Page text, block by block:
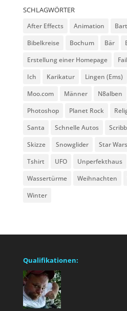
SCHLAGWÖRTER
After Effects Animation Bart
Bibelkreise
Bochum Bär
Erstellung einer Homepage
Fail
Ich
Karikatur Lingen (Ems)
Moo.com
Männer N8alben
Photoshop
Planet Rock
Santa
Schnelle Autos
Skizze
Snowglider Star Wars
Tshirt
UFO Unperfekthaus
Wassertürme
Weihnachten
Winter
Qualifikationen: